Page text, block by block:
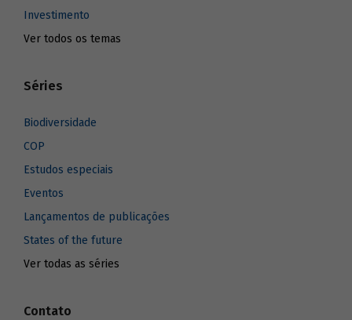
Investimento
Ver todos os temas
Séries
Biodiversidade
COP
Estudos especiais
Eventos
Lançamentos de publicações
States of the future
Ver todas as séries
Contato